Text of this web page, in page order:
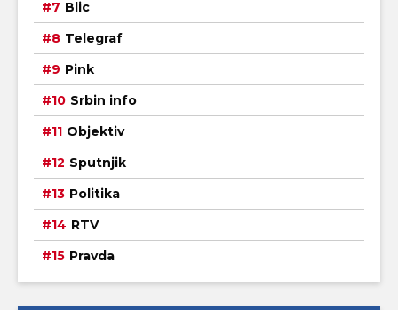
Blic
Telegraf
Pink
Srbin info
Objektiv
Sputnjik
Politika
RTV
Pravda